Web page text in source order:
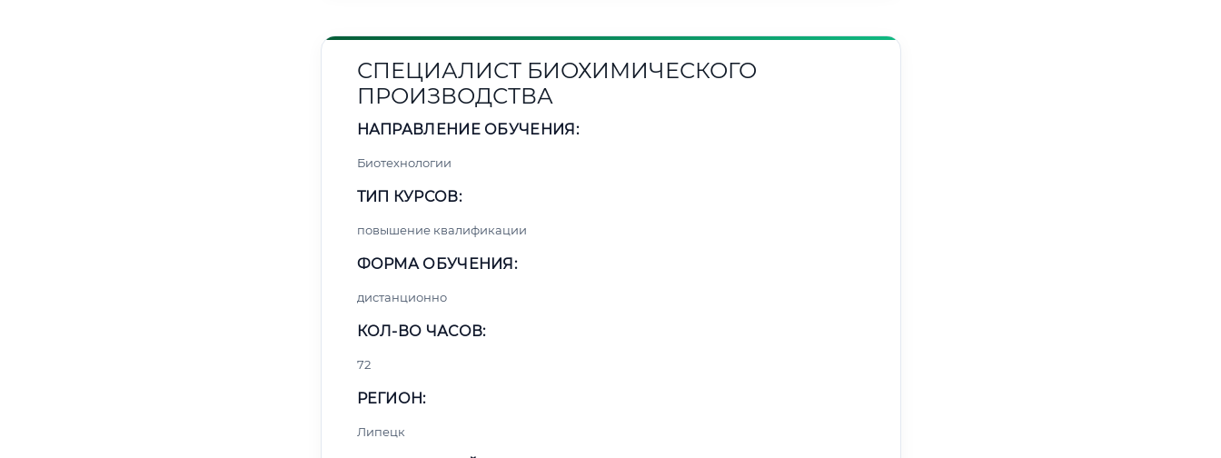
СПЕЦИАЛИСТ БИОХИМИЧЕСКОГО
ПРОИЗВОДСТВА
НАПРАВЛЕНИЕ ОБУЧЕНИЯ:
Биотехнологии
ТИП КУРСОВ:
повышение квалификации
ФОРМА ОБУЧЕНИЯ:
дистанционно
КОЛ-ВО ЧАСОВ:
72
РЕГИОН:
Липецк